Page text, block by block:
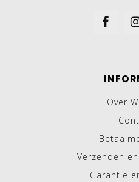
Over
Verzenden
Garantie